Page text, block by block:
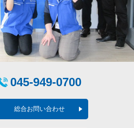
045-949-0700
総合お問い合わせ